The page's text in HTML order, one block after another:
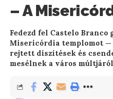
– A
Fedezd fel Castelo Branco
Misericórdia templomot
rejtett díszítések és
mesélnek a város